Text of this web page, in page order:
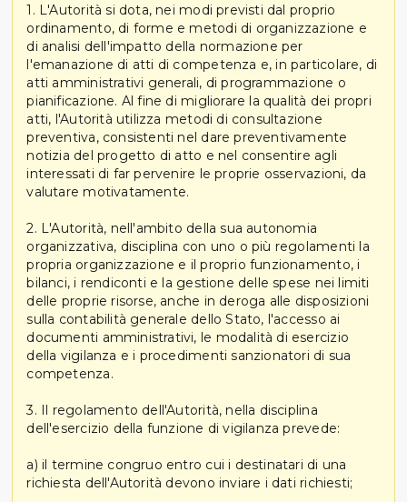
1. L'Autorità si dota, nei modi previsti dal proprio
ordinamento, di forme e metodi di organizzazione e
di analisi dell'impatto della normazione per
l'emanazione di atti di competenza e, in particolare, di
atti amministrativi generali, di programmazione o
pianificazione. Al fine di migliorare la qualità dei propri
atti, l'Autorità utilizza metodi di consultazione
preventiva, consistenti nel dare preventivamente
notizia del progetto di atto e nel consentire agli
interessati di far pervenire le proprie osservazioni, da
valutare motivatamente.
2. L'Autorità, nell'ambito della sua autonomia
organizzativa, disciplina con uno o più regolamenti la
propria organizzazione e il proprio funzionamento, i
bilanci, i rendiconti e la gestione delle spese nei limiti
delle proprie risorse, anche in deroga alle disposizioni
sulla contabilità generale dello Stato, l'accesso ai
documenti amministrativi, le modalità di esercizio
della vigilanza e i procedimenti sanzionatori di sua
competenza.
3. Il regolamento dell'Autorità, nella disciplina
dell'esercizio della funzione di vigilanza prevede:
a) il termine congruo entro cui i destinatari di una
richiesta dell'Autorità devono inviare i dati richiesti;